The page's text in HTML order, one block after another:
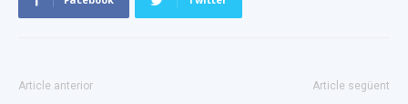
Article anterior Article següent